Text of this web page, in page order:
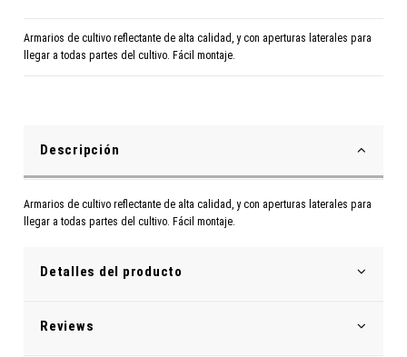
Armarios de cultivo reflectante de alta calidad, y con aperturas laterales para
llegar a todas partes del cultivo. Fácil montaje.
Descripción
Armarios de cultivo reflectante de alta calidad, y con aperturas laterales para
llegar a todas partes del cultivo. Fácil montaje.
Detalles del producto
Reviews